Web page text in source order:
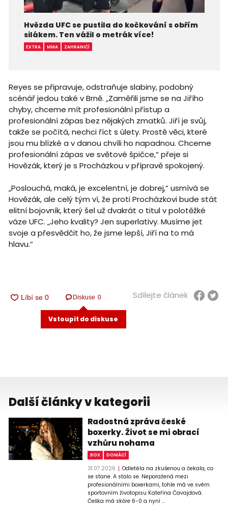
Hvězda UFC se pustila do kočkování s obřím
silákem. Ten vážil o metrák více!
EXTRA MMA ZAHRANIČÍ
Reyes se připravuje, odstraňuje slabiny, podobný
scénář jedou také v Brně. „Zaměřili jsme se na Jiřího
chyby, chceme mít profesionální přístup a
profesionální zápas bez nějakých zmatků. Jiří je svůj,
takže se počítá, nechci říct s úlety. Prostě věci, které
jsou mu blízké a v danou chvíli ho napadnou. Chceme
profesionální zápas ve světové špičce,“ přeje si
Hovězák, který je s Procházkou v přípravě spokojený.
„Poslouchá, maká, je excelentní, je dobrej,“ usmívá se
Hovězák, ale celý tým ví, že proti Procházkovi bude stát
elitní bojovník, který šel už dvakrát o titul v polotěžké
váze UFC. „Jeho kvality? Jen superlativy. Musíme jet
svoje a přesvědčit ho, že jsme lepší, Jiří na to má
hlavu.“
Diskuse 0
Vstoupit do diskuse
Sdílejte článek
Další články v kategorii
Radostná zpráva české
boxerky. Život se mi obrací
vzhůru nohama
BOX DOMÁCÍ
31.07.2026
Odletěla na zkušenou a čekala, co
se stane. A stalo se. Neporažená mezi
profesionálními boxerkami, tohle má ve svém
sportovním životopisu Kateřina Čavajdová.
Češka má skóre 6-0 a nyní ...